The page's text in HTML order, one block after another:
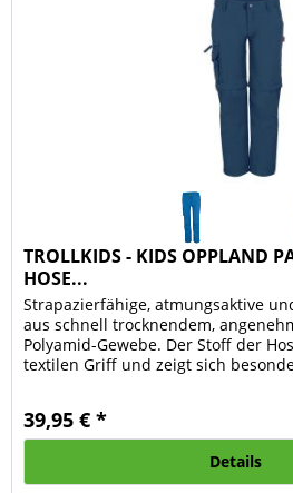
TROLLKIDS - KIDS OPPLAND
HOSE...
Strapazierfähige, atmungsaktive
aus schnell trocknendem,
Polyamid-Gewebe. Der Stoff der
textilen Griff und zeigt sich
39,95 € *
Details